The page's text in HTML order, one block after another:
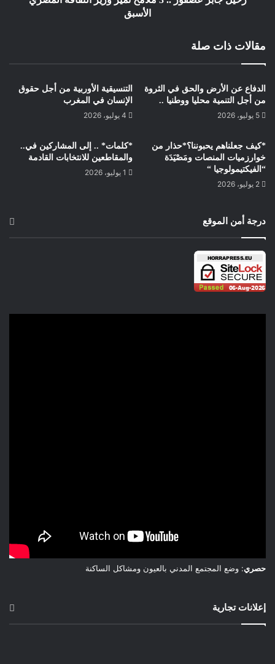
الأسبق
مقالات ذات صلة
الدفاع عن الأرض والحق في الثروة
من أجل التنمية محليا ووطنيا ..
5 يوليو، 2026
التنسيقية الأوربية من أجل حقوق
الإنسان في المغرب
4 يوليو، 2026
*كيف جعلناهم يحبوننا؟*حذار من
خوارزميات المنصات ومَصْيَدَة
“الفيكتيمولوجيا “
2 يوليو، 2026
*كلمات* .. إلى المشاركين في..
والمقاطعين للانتخابات القادمة
1 يوليو، 2026
درجة أمن الموقع
حصري: وضع المجتمع المدني بالعيون ومشاكل الساكنة
إعلانات تجارية